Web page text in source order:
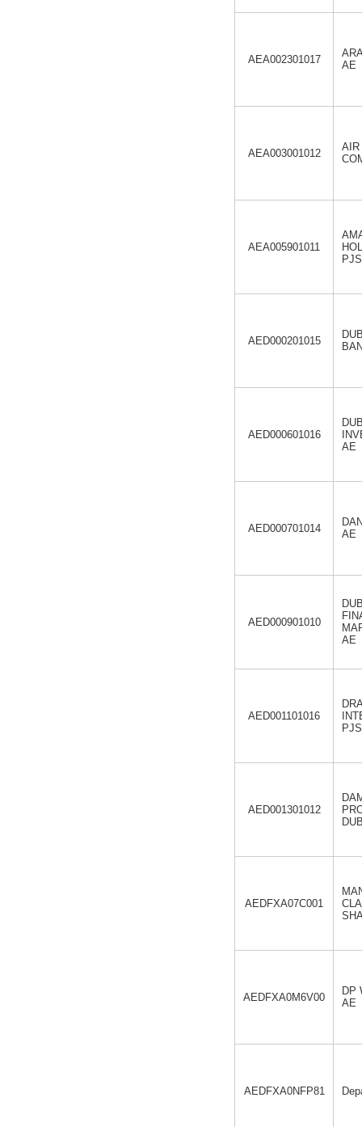
AEA002301017
AE
AEA003001012
AIR
AEA005901011
AED000201015
AED000601016
AE
AED000701014
AE
AED000901010
AE
AED001101016
AED001301012
AEDFXA07C001
AEDFXA0M6V00
DP
AE
AEDFXA0NFP81